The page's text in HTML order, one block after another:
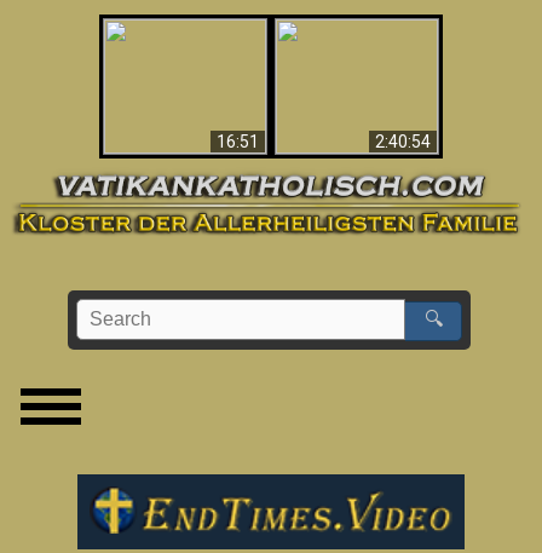
16:51
2:40:54
🔍